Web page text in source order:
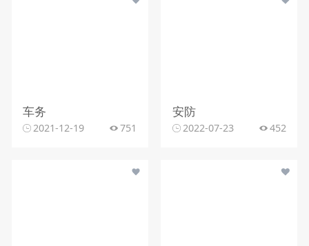
车务
2021-12-19 751
安防
2022-07-23 452